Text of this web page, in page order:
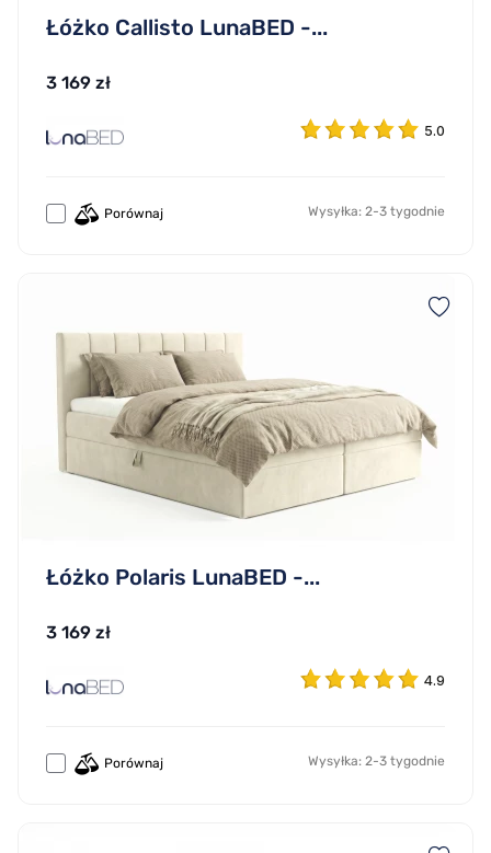
Łóżko Callisto LunaBED -...
3 169 zł
5.0
Porównaj Wysyłka: 2-3 tygodnie
Łóżko Polaris LunaBED -...
3 169 zł
4.9
Porównaj Wysyłka: 2-3 tygodnie